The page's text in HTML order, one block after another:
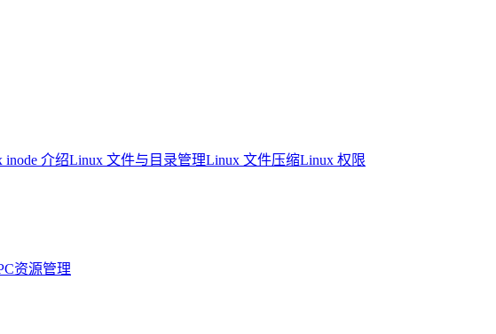
inode 介绍Linux 文件与目录管理Linux 文件压缩Linux 权限
资源管理